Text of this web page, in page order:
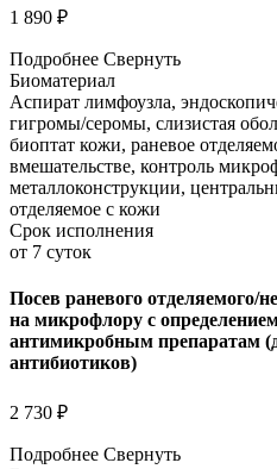
1 890 ₽
Подробнее Свернуть
Биоматериал
Аспират лимфоузла,
гигромы/серомы, слизистая
биоптат кожи, раневое
вмешательстве, контроль
металлоконструкции,
отделяемое с кожи
Срок исполнения
от 7 суток
Посев раневого отделяемого/
на микрофлору с
антимикробным препаратам
антибиотиков)
2 730 ₽
Подробнее Свернуть